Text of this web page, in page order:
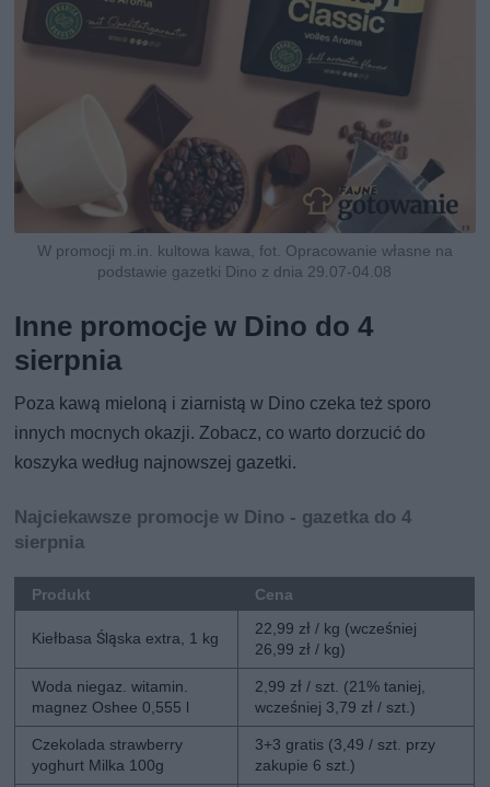
W promocji m.in. kultowa kawa, fot. Opracowanie własne na
podstawie gazetki Dino z dnia 29.07-04.08
Inne promocje w Dino do 4
sierpnia
Poza kawą mieloną i ziarnistą w Dino czeka też sporo
innych mocnych okazji. Zobacz, co warto dorzucić do
koszyka według najnowszej gazetki.
Najciekawsze promocje w Dino - gazetka do 4
sierpnia
Produkt Cena
Kiełbasa Śląska extra, 1 kg
22,99 zł / kg (wcześniej
26,99 zł / kg)
Woda niegaz. witamin.
magnez Oshee 0,555 l
2,99 zł / szt. (21% taniej,
wcześniej 3,79 zł / szt.)
Czekolada strawberry
yoghurt Milka 100g
3+3 gratis (3,49 / szt. przy
zakupie 6 szt.)